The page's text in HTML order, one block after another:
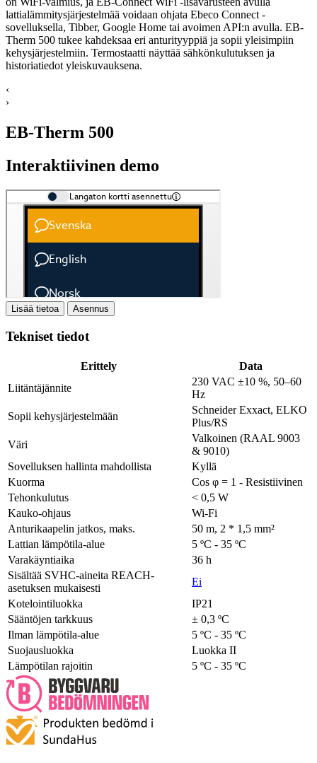
lattialämmitysjärjestelmää voidaan ohjata Ebeco Connect -
sovelluksella, Tibber, Google Home tai avoimen API:n avulla. EB-
Therm 500 tukee kahdeksaa eri anturityyppiä ja sopii yleisimpiin
kehysjärjestelmiin. Termostaatti näyttää sähkönkulutuksen ja
historiatiedot yleiskuvauksena.
‹
›
EB-Therm 500
Interaktiivinen demo
Lisää tietoa Asennus
Tekniset tiedot
Erittely
Data
Liitäntäjännite
230 VAC ±10 %, 50–60
Hz
Sopii kehysjärjestelmään
Schneider Exxact, ELKO
Plus/RS
Väri
Valkoinen (RAAL 9003
& 9010)
Sovelluksen hallinta mahdollista
Kyllä
Kuorma
Cos φ = 1 - Resistiivinen
Tehonkulutus
< 0,5 W
Kauko-ohjaus
Wi-Fi
Anturikaapelin jatkos, maks.
50 m, 2 * 1,5 mm²
Lattian lämpötila-alue
5 ºC - 35 ºC
Varakäyntiaika
36 h
Sisältää SVHC-aineita REACH-
asetuksen mukaisesti
Ei
Kotelointiluokka
IP21
Sääntöjen tarkkuus
± 0,3 ºC
Ilman lämpötila-alue
5 ºC - 35 ºC
Suojausluokka
Luokka II
Lämpötilan rajoitin
5 ºC - 35 ºC